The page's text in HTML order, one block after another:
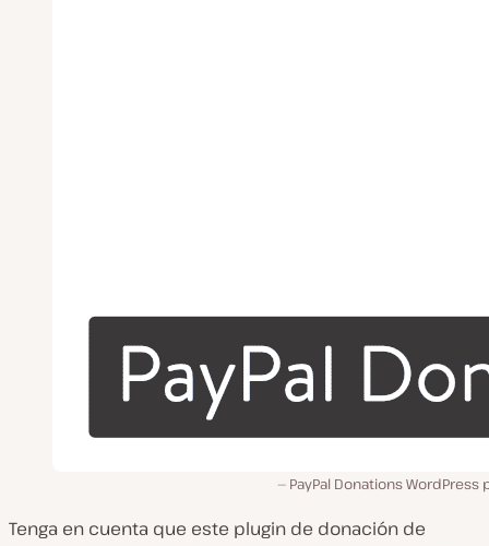
PayPal Donations WordPress
Tenga en cuenta que este plugin de donación de